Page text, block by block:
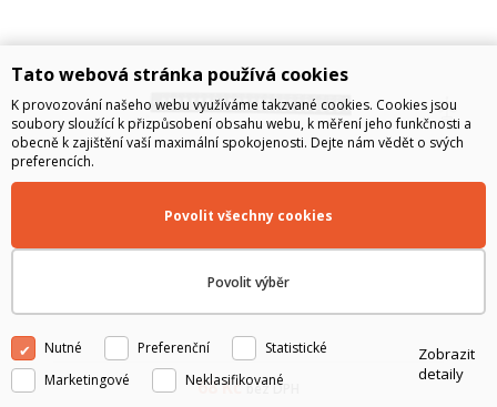
24xSC Duplex panel pro 19' Optickou vanu černou;
68Kč bez DPH
Tato webová stránka používá cookies
K provozování našeho webu využíváme takzvané cookies. Cookies jsou
soubory sloužící k přizpůsobení obsahu webu, k měření jeho funkčnosti a
obecně k zajištění vaší maximální spokojenosti. Dejte nám vědět o svých
preferencích.
Povolit výběr
Povolit všechny cookies
Nutné Preferenční
Statistické
Marketingové
Neklasifikované
Zobrazit
detaily